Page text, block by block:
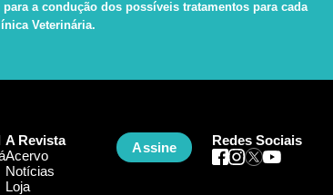
a condução dos possíveis tratamentos para cada
Veterinária.
A Revista
Acervo
Notícias
Loja
Assine Redes Sociais